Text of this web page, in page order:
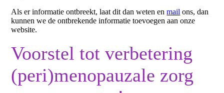
Als er informatie ontbreekt, laat dit dan weten enmail ons, dan
kunnen we de ontbrekende informatie toevoegen aan onze
website.
Voorstel tot verbetering
(peri)menopauzale zorg